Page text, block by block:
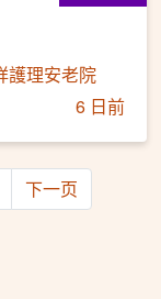
護理安老院
6 日前
下一页